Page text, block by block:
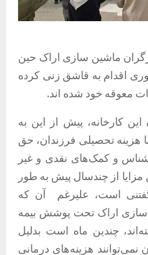
ماشین سازی اراک حین
اقدام به قاشق زنی کرده
معوقه خود شده اند.
این کارخانه، پیش از این به
هزینه تحصیلی فرزندان، حق
و کمک‌های نقدی و غیر
از چندسال پیش به طور
است، علیرغم آن که
اراک تحت پوشش بیمه
چندین ماه است بدلیل
هزینه‌های درمانی